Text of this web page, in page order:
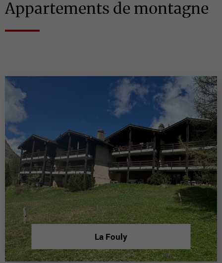
Appartements de montagne
La Fouly